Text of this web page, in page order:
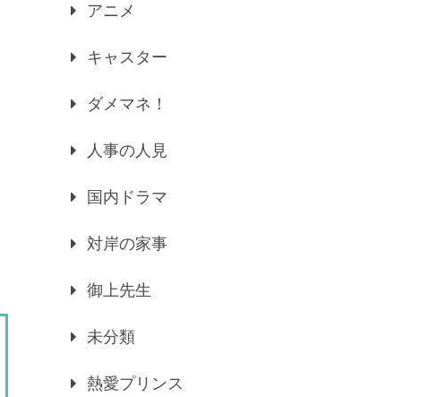
アニメ
キャスター
ダメマネ！
人事の人見
国内ドラマ
対岸の家事
御上先生
未分類
熱愛プリンス